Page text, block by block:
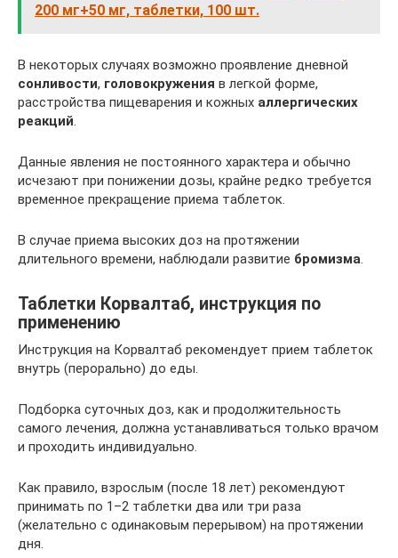
200 мг+50 мг, таблетки, 100 шт.
В некоторых случаях возможно проявление дневной
сонливости, головокружения в легкой форме,
расстройства пищеварения и кожных аллергических
реакций.
Данные явления не постоянного характера и обычно
исчезают при понижении дозы, крайне редко требуется
временное прекращение приема таблеток.
В случае приема высоких доз на протяжении
длительного времени, наблюдали развитие бромизма.
Таблетки Корвалтаб, инструкция по
применению
Инструкция на Корвалтаб рекомендует прием таблеток
внутрь (перорально) до еды.
Подборка суточных доз, как и продолжительность
самого лечения, должна устанавливаться только врачом
и проходить индивидуально.
Как правило, взрослым (после 18 лет) рекомендуют
принимать по 1–2 таблетки два или три раза
(желательно с одинаковым перерывом) на протяжении
дня.